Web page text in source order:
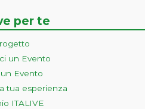
per te
un Evento
Evento
tua esperienza
ITALIVE